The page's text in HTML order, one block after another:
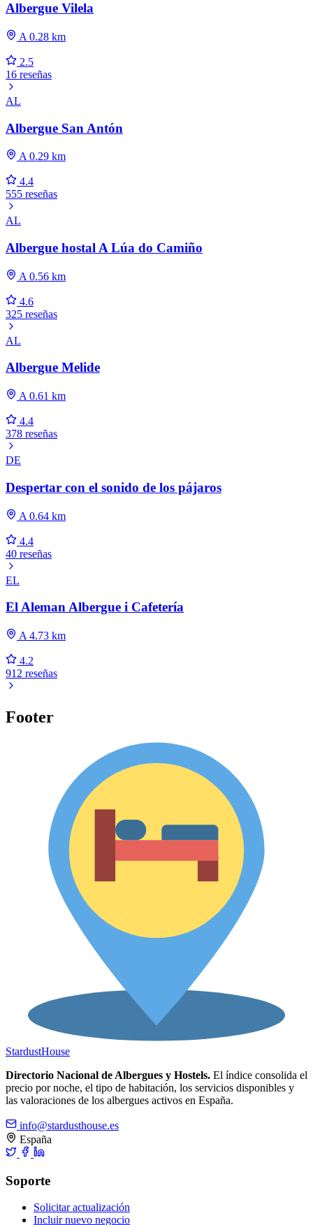
Albergue Vilela
A 0.28 km
2.5
16 reseñas
AL
Albergue San Antón
A 0.29 km
4.4
555 reseñas
AL
Albergue hostal A Lúa do Camiño
A 0.56 km
4.6
325 reseñas
AL
Albergue Melide
A 0.61 km
4.4
378 reseñas
DE
Despertar con el sonido de los pájaros
A 0.64 km
4.4
40 reseñas
EL
El Aleman Albergue i Cafetería
A 4.73 km
4.2
912 reseñas
Footer
StardustHouse
Directorio Nacional de Albergues y Hostels. El índice consolida el
precio por noche, el tipo de habitación, los servicios disponibles y
las valoraciones de los albergues activos en España.
info@stardusthouse.es
España
Soporte
Solicitar actualización
Incluir nuevo negocio